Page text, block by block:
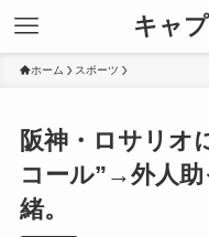
キャ
ホーム スポーツ
阪神・ロサリオ
コール”→外人
緒。